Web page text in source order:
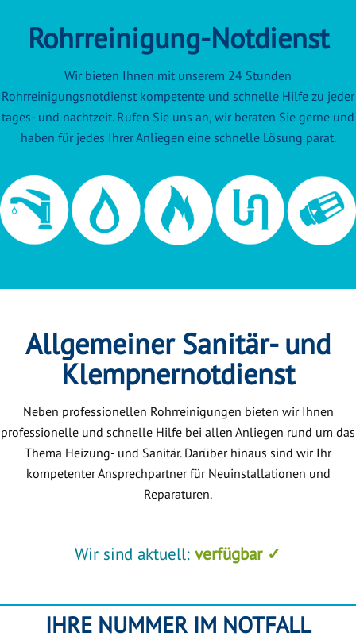
Rohrreinigung-Notdienst
Wir bieten Ihnen mit unserem 24 Stunden
Rohrreinigungsnotdienst kompetente und schnelle Hilfe zu jeder
tages- und nachtzeit. Rufen Sie uns an, wir beraten Sie gerne und
haben für jedes Ihrer Anliegen eine schnelle Lösung parat.
Allgemeiner Sanitär- und
Klempnernotdienst
Neben professionellen Rohrreinigungen bieten wir Ihnen
professionelle und schnelle Hilfe bei allen Anliegen rund um das
Thema Heizung- und Sanitär. Darüber hinaus sind wir Ihr
kompetenter Ansprechpartner für Neuinstallationen und
Reparaturen.
Wir sind aktuell: verfügbar ✓
IHRE NUMMER IM NOTFALL